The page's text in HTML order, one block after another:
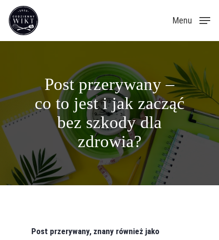
Skip
main
Menu
Post przerywany –
co to jest i jak zacząć
bez szkody dla
zdrowia?
Post przerywany, znany również jako